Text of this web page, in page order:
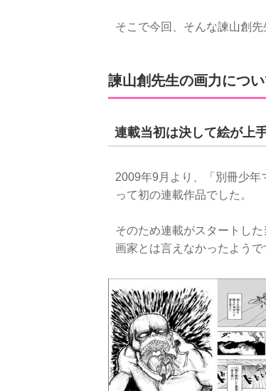
そこで今回、そんな諫山創
諫山創先生の画力につ
連載当初は決して絵が上
2009年9月より、「別冊少年
って初の連載作品でした。
そのため連載がスタートし
画家とは言えなかったようで